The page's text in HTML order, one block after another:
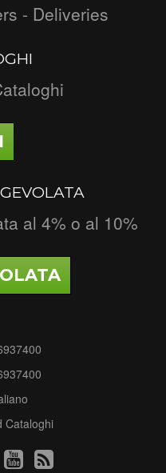
- Deliveries
al 4% o al 10%
Cataloghi